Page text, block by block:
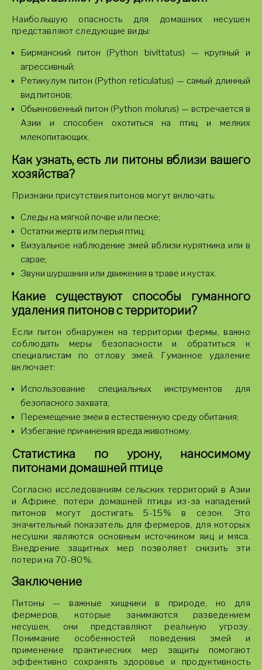
Наибольшую опасность для домашних несушек
представляют следующие виды:
Бирманский питон (Python bivittatus) — крупный и
агрессивный;
Ретикулум питон (Python reticulatus) — самый длинный
вид питонов;
Обыкновенный питон (Python molurus) — встречается в
Азии и способен охотиться на птиц и мелких
млекопитающих.
Как узнать, есть ли питоны вблизи вашего
хозяйства?
Признаки присутствия питонов могут включать:
Следы на мягкой почве или песке;
Остатки жертв или перья птиц;
Визуальное наблюдение змей вблизи курятника или в
сарае;
Звуки шуршания или движения в траве и кустах.
Какие существуют способы гуманного
удаления питонов с территории?
Если питон обнаружен на территории фермы, важно
соблюдать меры безопасности и обратиться к
специалистам по отлову змей. Гуманное удаление
включает:
Использование специальных инструментов для
безопасного захвата;
Перемещение змеи в естественную среду обитания;
Избегание причинения вреда животному.
Статистика по урону, наносимому
питонами домашней птице
Согласно исследованиям сельских территорий в Азии
и Африке, потери домашней птицы из-за нападений
питонов могут достигать 5-15% в сезон. Это
значительный показатель для фермеров, для которых
несушки являются основным источником яиц и мяса.
Внедрение защитных мер позволяет снизить эти
потери на 70-80%.
Заключение
Питоны — важные хищники в природе, но для
фермеров, которые занимаются разведением
несушек, они представляют реальную угрозу.
Понимание особенностей поведения змей и
применение практических мер защиты помогают
эффективно сохранять здоровье и продуктивность